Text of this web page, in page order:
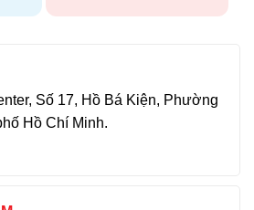
Số 17, Hồ Bá Kiện, Phường
Hồ Chí Minh.